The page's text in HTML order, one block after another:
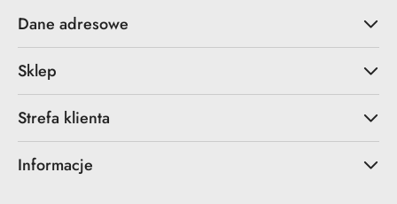
Dane adresowe
Sklep
Strefa klienta
Informacje